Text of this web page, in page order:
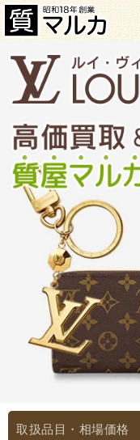
大阪・池田市のお客様よりルイヴ
円で買取・質預かりしました。ル
豊中の質屋マルカにお任せ下さい